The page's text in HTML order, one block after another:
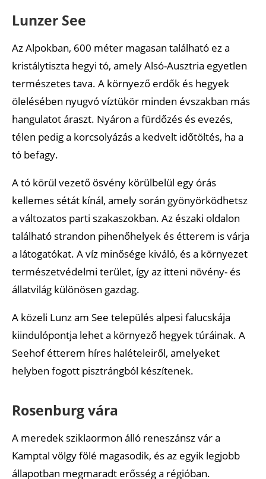
Lunzer See
Az Alpokban, 600 méter magasan található ez a
kristálytiszta hegyi tó, amely Alsó-Ausztria egyetlen
természetes tava. A környező erdők és hegyek
ölelésében nyugvó víztükör minden évszakban más
hangulatot áraszt. Nyáron a fürdőzés és evezés,
télen pedig a korcsolyázás a kedvelt időtöltés, ha a
tó befagy.
A tó körül vezető ösvény körülbelül egy órás
kellemes sétát kínál, amely során gyönyörködhetsz
a változatos parti szakaszokban. Az északi oldalon
található strandon pihenőhelyek és étterem is várja
a látogatókat. A víz minősége kiváló, és a környezet
természetvédelmi terület, így az itteni növény- és
állatvilág különösen gazdag.
A közeli Lunz am See település alpesi falucskája
kiindulópontja lehet a környező hegyek túráinak. A
Seehof étterem híres halételeiről, amelyeket
helyben fogott pisztrángból készítenek.
Rosenburg vára
A meredek sziklaormon álló reneszánsz vár a
Kamptal völgy fölé magasodik, és az egyik legjobb
állapotban megmaradt erősség a régióban.